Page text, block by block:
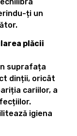
ți un
plăcii
suprafața
dinții, oricât
cariilor, a
igiena